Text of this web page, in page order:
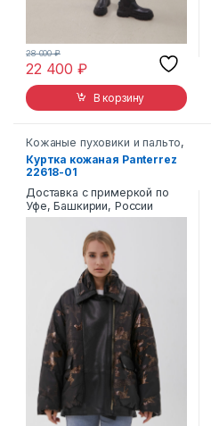
22 400₽
28 000₽
В корзину
Кожаные пуховики и пальто,
Пуховики
Куртка кожаная Panterrez
22618-01
Доставка с примеркой по
Уфе, Башкирии, России